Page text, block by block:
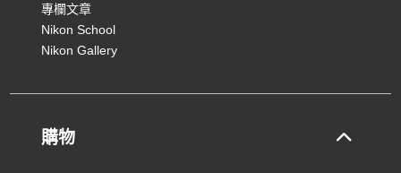
專欄文章
Nikon School
Nikon Gallery
購物